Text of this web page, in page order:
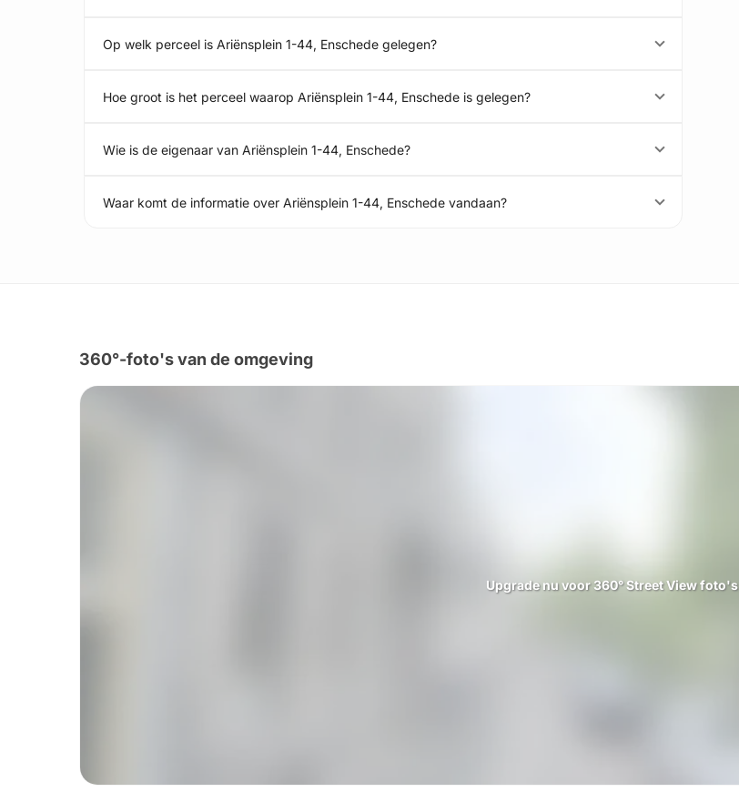
Op welk perceel is Ariënsplein 1-44, Enschede gelegen?
Hoe groot is het perceel waarop Ariënsplein 1-44, Enschede is gelegen?
Wie is de eigenaar van Ariënsplein 1-44, Enschede?
Waar komt de informatie over Ariënsplein 1-44, Enschede vandaan?
360°-foto's van de omgeving
Upgrade nu voor 360° Street View foto's